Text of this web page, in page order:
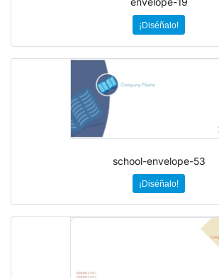
¡Diséñalo!
school-envelope-53
¡Diséñalo!